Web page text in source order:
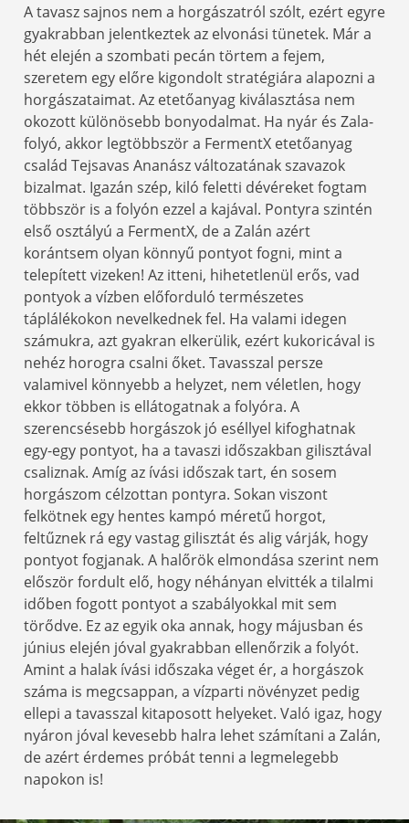
A tavasz sajnos nem a horgászatról szólt, ezért egyre
gyakrabban jelentkeztek az elvonási tünetek. Már a
hét elején a szombati pecán törtem a fejem,
szeretem egy előre kigondolt stratégiára alapozni a
horgászataimat. Az etetőanyag kiválasztása nem
okozott különösebb bonyodalmat. Ha nyár és Zala-
folyó, akkor legtöbbször a FermentX etetőanyag
család Tejsavas Ananász változatának szavazok
bizalmat. Igazán szép, kiló feletti dévéreket fogtam
többször is a folyón ezzel a kajával. Pontyra szintén
első osztályú a FermentX, de a Zalán azért
korántsem olyan könnyű pontyot fogni, mint a
telepített vizeken! Az itteni, hihetetlenül erős, vad
pontyok a vízben előforduló természetes
táplálékokon nevelkednek fel. Ha valami idegen
számukra, azt gyakran elkerülik, ezért kukoricával is
nehéz horogra csalni őket. Tavasszal persze
valamivel könnyebb a helyzet, nem véletlen, hogy
ekkor többen is ellátogatnak a folyóra. A
szerencsésebb horgászok jó eséllyel kifoghatnak
egy-egy pontyot, ha a tavaszi időszakban gilisztával
csaliznak. Amíg az ívási időszak tart, én sosem
horgászom célzottan pontyra. Sokan viszont
felkötnek egy hentes kampó méretű horgot,
feltűznek rá egy vastag gilisztát és alig várják, hogy
pontyot fogjanak. A halőrök elmondása szerint nem
először fordult elő, hogy néhányan elvitték a tilalmi
időben fogott pontyot a szabályokkal mit sem
törődve. Ez az egyik oka annak, hogy májusban és
június elején jóval gyakrabban ellenőrzik a folyót.
Amint a halak ívási időszaka véget ér, a horgászok
száma is megcsappan, a vízparti növényzet pedig
ellepi a tavasszal kitaposott helyeket. Való igaz, hogy
nyáron jóval kevesebb halra lehet számítani a Zalán,
de azért érdemes próbát tenni a legmelegebb
napokon is!